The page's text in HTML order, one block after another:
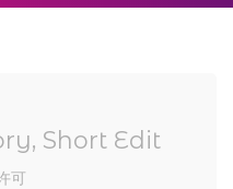
Short Edit
可